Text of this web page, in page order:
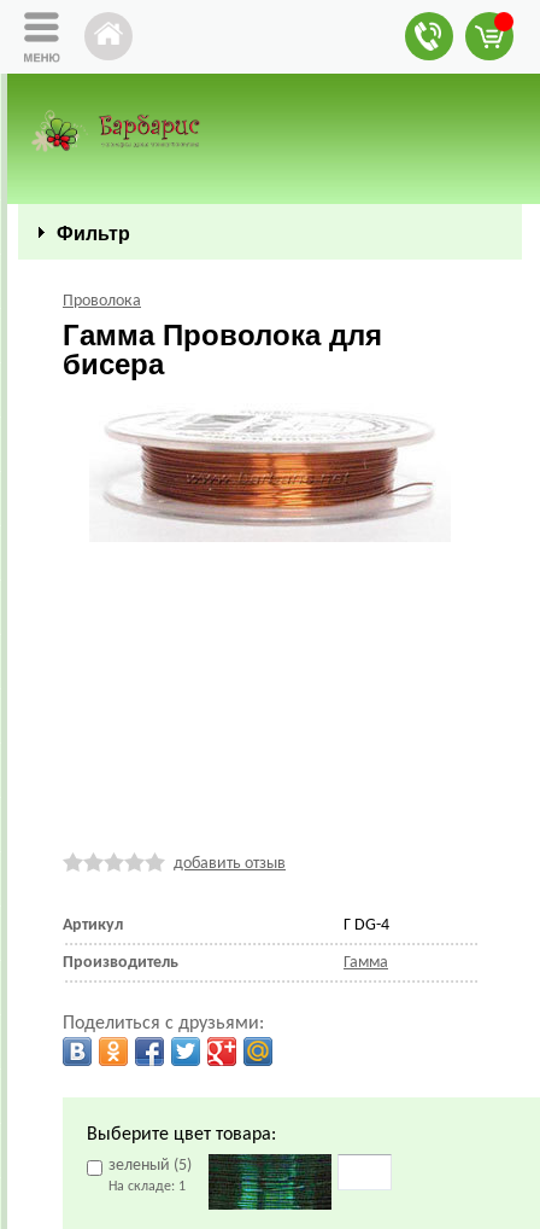
Фильтр
Проволока
Гамма Проволока для
бисера
добавить отзыв
Артикул Г DG-4
Производитель Гамма
Поделиться с друзьями:
Выберите цвет товара:
зеленый (5)
На складе: 1